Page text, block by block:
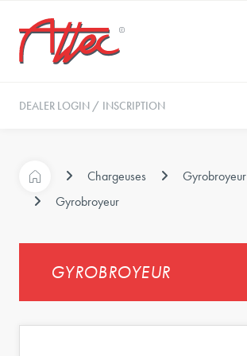
DEALER LOGIN / INSCRIPTION
Chargeuses
Gyrobroyeur
Gyrobroyeur
GYROBROYEUR